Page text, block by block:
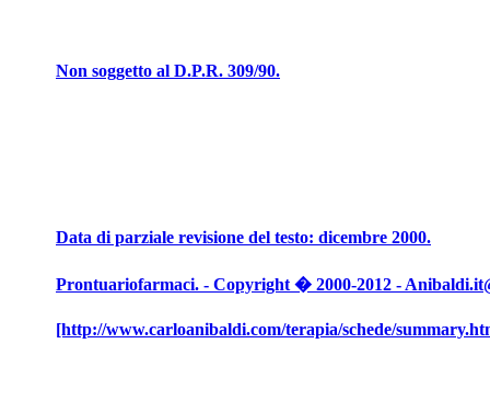
Non soggetto al D.P.R. 309/90.
Data di parziale revisione del testo: dicembre 2000.
Prontuariofarmaci. - Copyright � 2000-2012 -
[http://www.carloanibaldi.com/terapia/schede/